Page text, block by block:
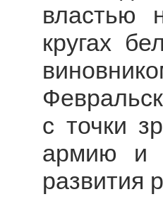
властью
кругах
с точки
армию и
развития